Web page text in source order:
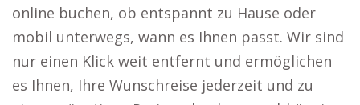
online buchen, ob entspannt zu Hause oder
mobil unterwegs, wann es Ihnen passt. Wir sind
nur einen Klick weit entfernt und ermöglichen
es Ihnen, Ihre Wunschreise jederzeit und zu